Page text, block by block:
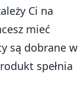
Ci na
mieć
są dobrane w
spełnia